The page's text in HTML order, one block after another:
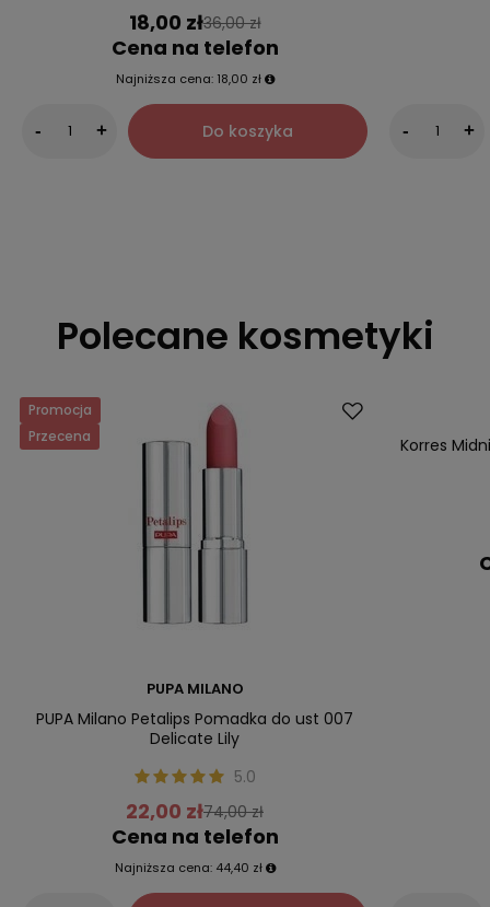
18,00 zł36,00 zł
Cena na telefon
Najniższa cena: 18,00 zł
- + Do koszyka - +
Polecane kosmetyki
Promocja
Przecena
PUPA MILANO
PUPA Milano Petalips Pomadka do ust 007
Delicate Lily
5.0
22,00 zł74,00 zł
Cena na telefon
Najniższa cena: 44,40 zł
Korres